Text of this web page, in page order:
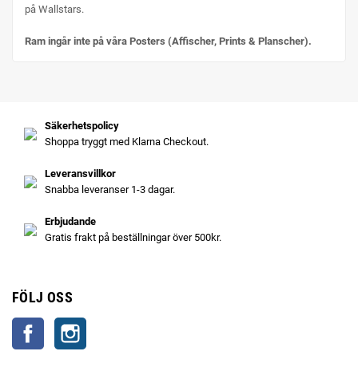
på Wallstars.
Ram ingår inte på våra Posters (Affischer, Prints & Planscher).
Säkerhetspolicy
Shoppa tryggt med Klarna Checkout.
Leveransvillkor
Snabba leveranser 1-3 dagar.
Erbjudande
Gratis frakt på beställningar över 500kr.
FÖLJ OSS
Facebook